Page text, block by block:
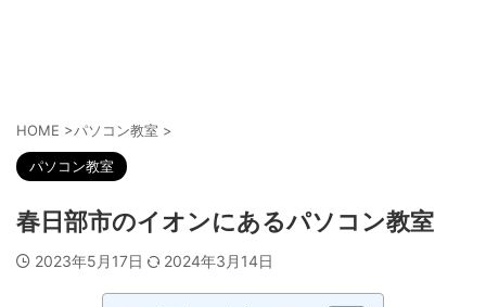
HOME >パソコン教室 >
パソコン教室
春日部市のイオンにあるパソコン教室
2023年5月17日 2024年3月14日